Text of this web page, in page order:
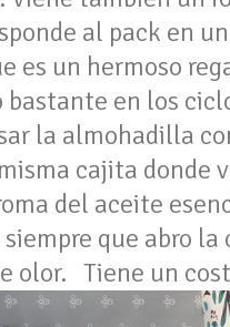
al pack en un
es un hermoso
bastante en los
la almohadilla
cajita donde
del aceite
que abro la
olor. Tiene un